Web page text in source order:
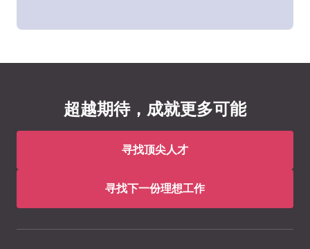
超越期待，成就更多可能
寻找顶尖人才
寻找下一份理想工作